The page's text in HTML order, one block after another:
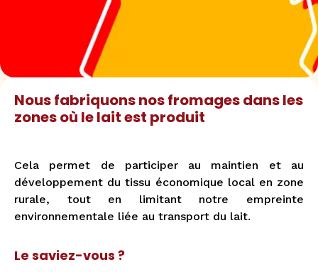
Nous fabriquons nos fromages dans les
zones où le lait est produit
Cela permet de participer au maintien et au
développement du tissu économique local en zone
rurale, tout en limitant notre empreinte
environnementale liée au transport du lait.
Le saviez-vous ?